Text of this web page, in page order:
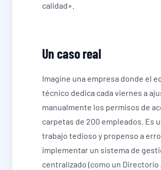
calidad».
Un caso real
Imagine una empresa donde el
técnico dedica cada viernes a
manualmente los permisos de
carpetas de 200 empleados. Es
trabajo tedioso y propenso a
implementar un sistema de
centralizado (como un Directorio